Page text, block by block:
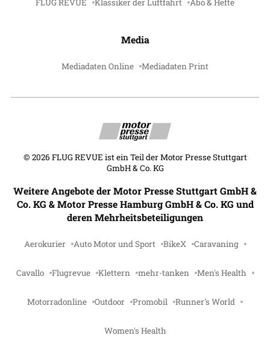
FLUG REVUE Klassiker der Luftfahrt Abo & Hefte
Media
Mediadaten Online Mediadaten Print
© 2026 FLUG REVUE ist ein Teil der Motor Presse Stuttgart
GmbH & Co. KG
Weitere Angebote der Motor Presse Stuttgart GmbH &
Co. KG & Motor Presse Hamburg GmbH & Co. KG und
deren Mehrheitsbeteiligungen
Aerokurier Auto Motor und Sport BikeX Caravaning
Cavallo Flugrevue Klettern mehr-tanken Men's Health
Motorradonline Outdoor Promobil Runner's World
Women's Health